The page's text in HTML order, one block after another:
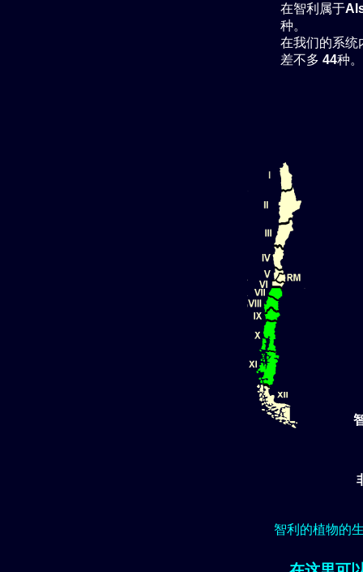
在智利属于
种。
在我们的系统
差不多 44种。
智利的植物的